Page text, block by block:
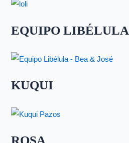
EQUIPO LIBÉLULA
KUQUI
ROSA